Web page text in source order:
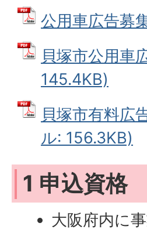
公用車広告募
貝塚市公用車
145.4KB)
貝塚市有料広
ル: 156.3KB)
1 申込資格
大阪府内に